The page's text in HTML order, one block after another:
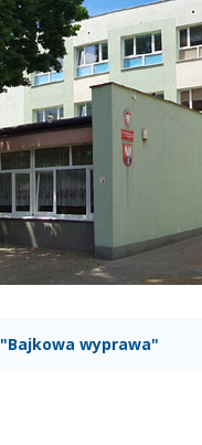
"Bajkowa wyprawa"